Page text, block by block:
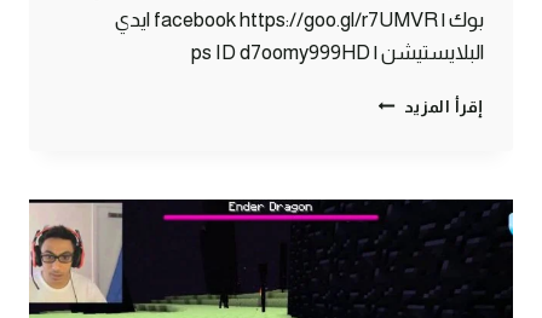
بوك | facebook https://goo.gl/r7UMVR ايدي
البلايستيشن | ps ID d7oomy999HD
إقرأ المزيد ماين
خرفان
!
#100
100#